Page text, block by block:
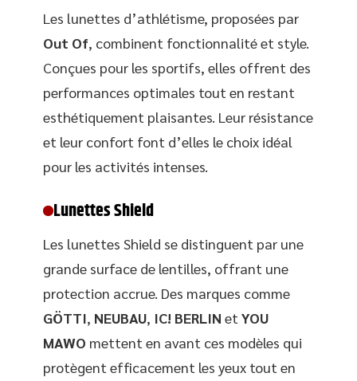
Les lunettes d’athlétisme, proposées par
Out Of, combinent fonctionnalité et style.
Conçues pour les sportifs, elles offrent des
performances optimales tout en restant
esthétiquement plaisantes. Leur résistance
et leur confort font d’elles le choix idéal
pour les activités intenses.
Lunettes Shield
Les lunettes Shield se distinguent par une
grande surface de lentilles, offrant une
protection accrue. Des marques comme
GÖTTI, NEUBAU, IC! BERLIN et YOU
MAWO mettent en avant ces modèles qui
protègent efficacement les yeux tout en